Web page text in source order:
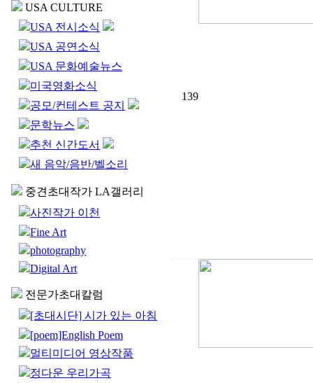
USA CULTURE
USA 전시소식
USA 공연소식
USA 문화예술뉴스
미국영화소식
공모/컨테스트 공지
문학뉴스
추천 신간도서
새 음악/음반/벨소리
중견초대작가 LA갤러리
사진작가 이천
Fine Art
photography
Digital Art
전문가초대칼럼
[초대시단] 시가 있는 아침
[poem]English Poem
멀티미디어 영상작품
정다운 우리가곡
139